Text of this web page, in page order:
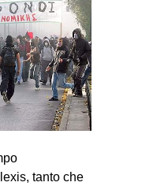
SEARCH
tanto che